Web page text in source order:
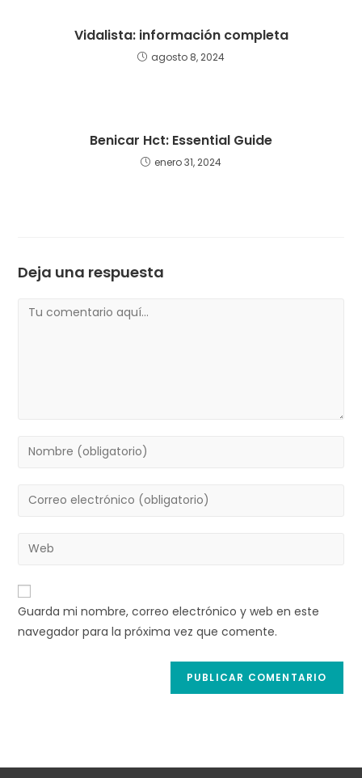
Vidalista: información completa
agosto 8, 2024
Benicar Hct: Essential Guide
enero 31, 2024
Deja una respuesta
Comentario
Introduce
de
para
comentar
Introduce
de
electrónico
para
comentar
Introduce
URL
de
Guarda mi nombre, correo electrónico y web en este
navegador para la próxima vez que comente.